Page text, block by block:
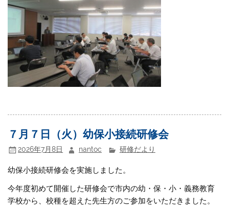
７月７日（火）幼保小接続研修会
2026年7月8日 nantoc 研修だより
幼保小接続研修会を実施しました。
今年度初めて開催した研修会で市内の幼・保・小・義務教育
学校から、校種を超えた先生方のご参加をいただきました。